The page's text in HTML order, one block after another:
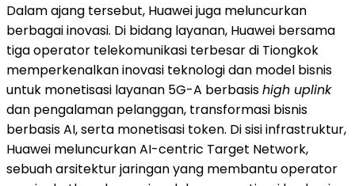
Dalam ajang tersebut, Huawei juga meluncurkan
berbagai inovasi. Di bidang layanan, Huawei bersama
tiga operator telekomunikasi terbesar di Tiongkok
memperkenalkan inovasi teknologi dan model bisnis
untuk monetisasi layanan 5G-A berbasishigh uplink
dan pengalaman pelanggan, transformasi bisnis
berbasis AI, serta monetisasi token. Di sisi infrastruktur,
Huawei meluncurkan AI-centric Target Network,
sebuah arsitektur jaringan yang membantu operator